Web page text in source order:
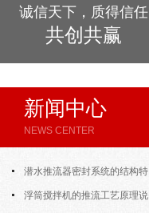
诚信天下，质得信任
共创共赢
新闻中心
NEWS CENTER
潜水推流器密封系统的结构特
点与渗漏故障处理
浮筒搅拌机的推流工艺原理说